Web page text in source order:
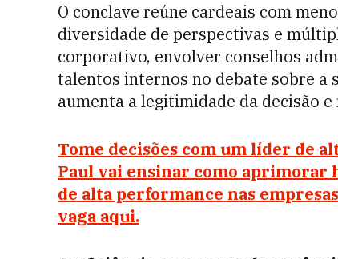
O conclave reúne cardeais com
diversidade de perspectivas e
corporativo, envolver conselhos
talentos internos no debate sobre a
aumenta a legitimidade da decisão
Tome decisões com um líder de
Paul vai ensinar como aprimorar
de alta performance nas
vaga aqui.